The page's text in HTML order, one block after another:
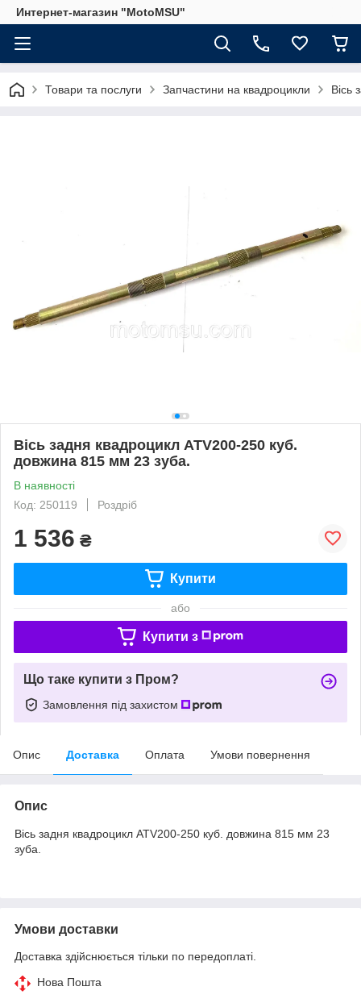
Интернет-магазин "MotoMSU"
Товари та послуги Запчастини на квадроцикли Вісь
Вісь задня квадроцикл ATV200-250 куб.
довжина 815 мм 23 зуба.
В наявності
Код: 250119
Роздріб
1 536 ₴
Купити
або
Купити з
Що таке купити з Пром?
Замовлення під захистом
Опис Доставка Оплата Умови повернення
Опис
Вісь задня квадроцикл ATV200-250 куб. довжина 815 мм 23
зуба.
Умови доставки
Доставка здійснюється тільки по передоплаті.
Нова Пошта